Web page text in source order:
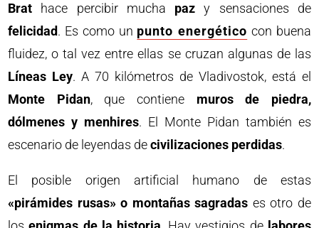
Brat hace percibir mucha paz y sensaciones de
felicidad. Es como un punto energético con buena
fluidez, o tal vez entre ellas se cruzan algunas de las
Líneas Ley. A 70 kilómetros de Vladivostok, está el
Monte Pidan, que contiene muros de piedra,
dólmenes y menhires. El Monte Pidan también es
escenario de leyendas decivilizaciones perdidas.
El posible origen artificial humano de estas
«pirámides rusas» o montañas sagradas es otro de